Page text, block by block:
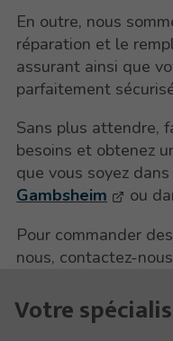
En outre, nous
réparation et le
assurant ainsi que
parfaitement
Sans plus attendre,
besoins et obtenez
que vous soyez
Gambsheim
ou
Pour commander
nous, contactez-
Votre